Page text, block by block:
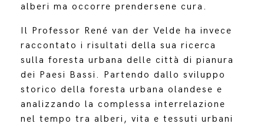
alberi ma occorre prendersene cura.
Il Professor René van der Velde ha invece
raccontato i risultati della sua ricerca
sulla foresta urbana delle città di pianura
dei Paesi Bassi. Partendo dallo sviluppo
storico della foresta urbana olandese e
analizzando la complessa interrelazione
nel tempo tra alberi, vita e tessuti urbani